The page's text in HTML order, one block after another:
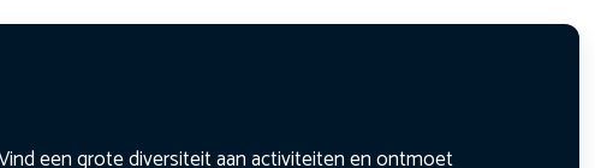
een grote diversiteit aan activiteiten en ontmoet